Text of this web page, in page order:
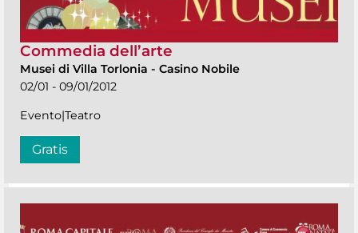
Commedia dell’arte
Musei di Villa Torlonia - Casino Nobile
02/01 - 09/01/2012
Evento|Teatro
Gratis